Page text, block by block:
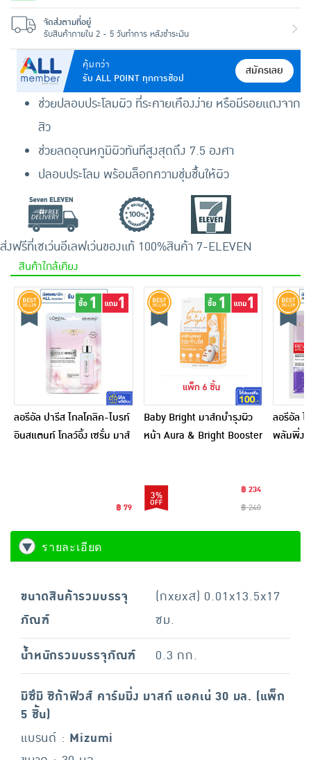
คุ้มกว่า
รับ ALL POINT ทุกการช้อป
สมัครเลย
ช่วยปลอบประโลมผิว ที่ระคายเคืองง่าย หรือมีรอยแดงจาก
สิว
ช่วยลดอุณหภูมิผิวทันทีสูงสุดถึง 7.5 องศา
ปลอบประโลม พร้อมล็อกความชุ่มชื้นให้ผิว
จัดส่งตามที่อยู่
รับสินค้าภายใน 2 - 5 วันทำการ หลังชำระเงิน
ส่งฟรีที่เซเว่นอีเลฟเว่นของแท้ 100%สินค้า 7-ELEVEN
สินค้าใกล้เคียง
ลอรีอัล ปารีส ไกลโคลิค-ไบรท์
อินสแตนท์ โกลว์อิ้ง เซรั่ม มาส์
฿ 79
Baby Bright มาส์กบำรุงผิว
หน้า Aura & Bright Booster
3%
฿ 234
฿ 240
ลอรีอัล
พลัมพิ่ง
รายละเอียด
ขนาดสินค้ารวมบรรจุ
ภัณฑ์
(กxยxส) 0.01x13.5x17
ซม.
น้ำหนักรวมบรรจุภัณฑ์
0.3 กก.
มิซึมิ ซิก้าฟิวส์ คาร์มมิ่ง มาสก์ แอคเน่ 30 มล. (แพ็ก
5 ชิ้น)
แบรนด์ : Mizumi